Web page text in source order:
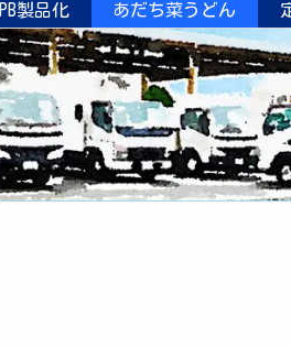
PB製品化 あだち菜うどん